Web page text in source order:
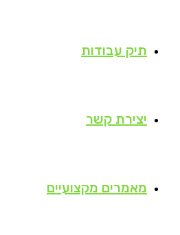
תיק עבודות
יצירת קשר
מאמרים מקצועיים